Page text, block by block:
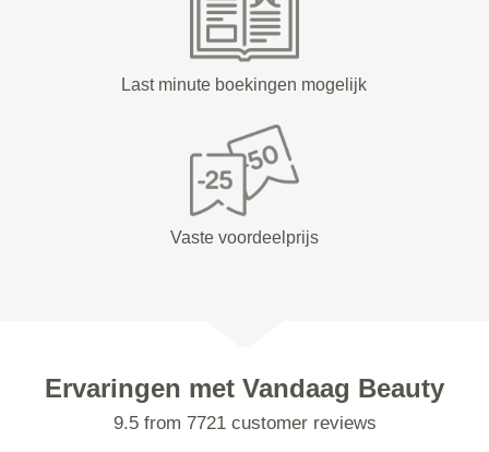
Last minute boekingen mogelijk
Vaste voordeelprijs
Ervaringen met Vandaag Beauty
9.5 from 7721 customer reviews